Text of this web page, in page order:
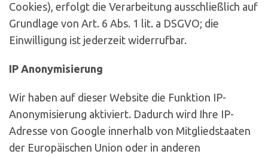
Cookies), erfolgt die Verarbeitung ausschließlich auf
Grundlage von Art. 6 Abs. 1 lit. a DSGVO; die
Einwilligung ist jederzeit widerrufbar.
IP Anonymisierung
Wir haben auf dieser Website die Funktion IP-
Anonymisierung aktiviert. Dadurch wird Ihre IP-
Adresse von Google innerhalb von Mitgliedstaaten
der Europäischen Union oder in anderen